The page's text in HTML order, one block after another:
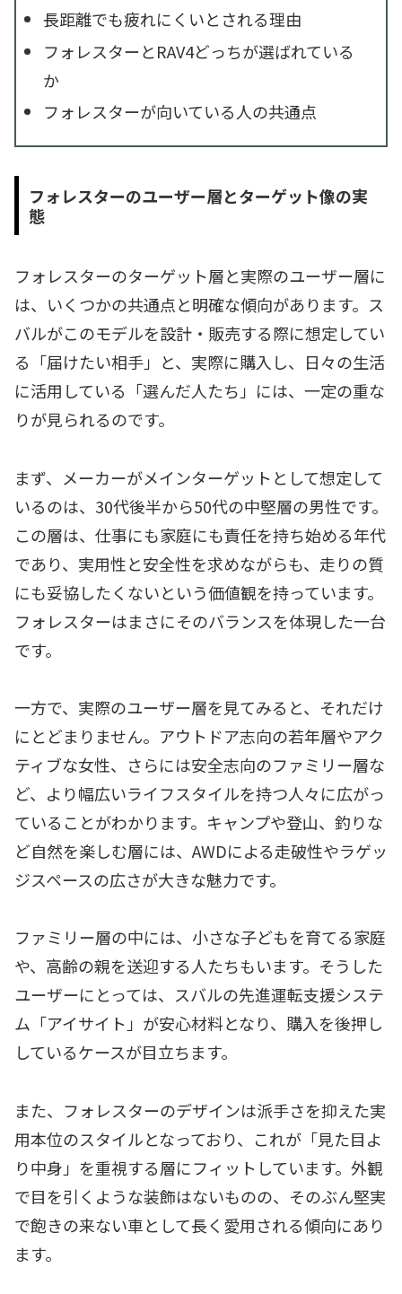
長距離でも疲れにくいとされる理由
フォレスターとRAV4どっちが選ばれている
か
フォレスターが向いている人の共通点
フォレスターのユーザー層とターゲット像の実
態
フォレスターのターゲット層と実際のユーザー層に
は、いくつかの共通点と明確な傾向があります。ス
バルがこのモデルを設計・販売する際に想定してい
る「届けたい相手」と、実際に購入し、日々の生活
に活用している「選んだ人たち」には、一定の重な
りが見られるのです。
まず、メーカーがメインターゲットとして想定して
いるのは、30代後半から50代の中堅層の男性です。
この層は、仕事にも家庭にも責任を持ち始める年代
であり、実用性と安全性を求めながらも、走りの質
にも妥協したくないという価値観を持っています。
フォレスターはまさにそのバランスを体現した一台
です。
一方で、実際のユーザー層を見てみると、それだけ
にとどまりません。アウトドア志向の若年層やアク
ティブな女性、さらには安全志向のファミリー層な
ど、より幅広いライフスタイルを持つ人々に広がっ
ていることがわかります。キャンプや登山、釣りな
ど自然を楽しむ層には、AWDによる走破性やラゲッ
ジスペースの広さが大きな魅力です。
ファミリー層の中には、小さな子どもを育てる家庭
や、高齢の親を送迎する人たちもいます。そうした
ユーザーにとっては、スバルの先進運転支援システ
ム「アイサイト」が安心材料となり、購入を後押し
しているケースが目立ちます。
また、フォレスターのデザインは派手さを抑えた実
用本位のスタイルとなっており、これが「見た目よ
り中身」を重視する層にフィットしています。外観
で目を引くような装飾はないものの、そのぶん堅実
で飽きの来ない車として長く愛用される傾向にあり
ます。